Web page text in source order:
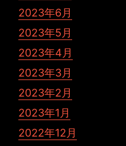
2023年6月
2023年5月
2023年4月
2023年3月
2023年2月
2023年1月
2022年12月